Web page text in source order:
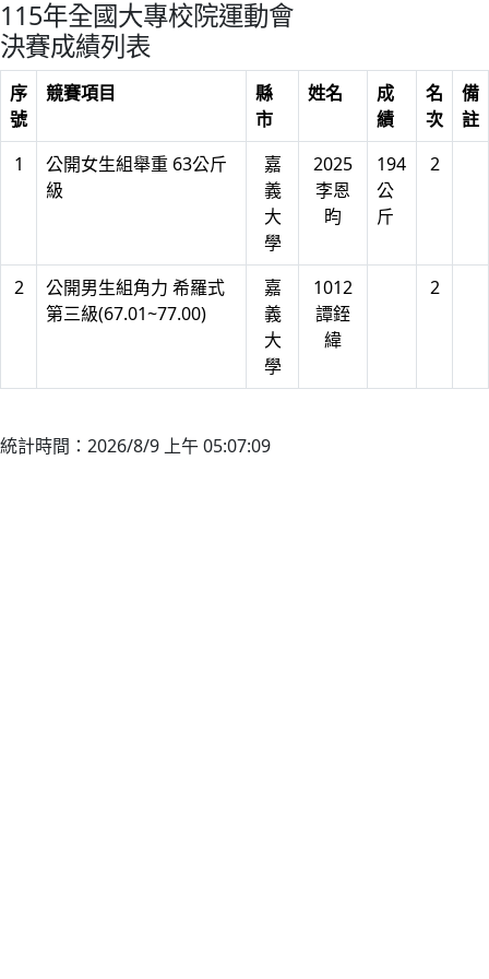
115年全國大專校院運動會
決賽成績列表
序
號
競賽項目
縣
市
姓名
成
績
名
次
備
註
1
公開女生組舉重 63公斤
級
嘉
義
大
學
2025
李恩
昀
194
公
斤
2
2
公開男生組角力 希羅式
第三級(67.01~77.00)
嘉
義
大
學
1012
譚銍
緯
2
統計時間：2026/8/9 上午 05:07:09